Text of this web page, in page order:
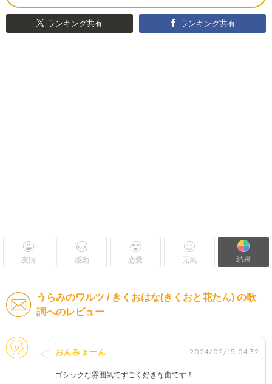
ランキング共有 ランキング共有
友情 感動 恋愛 元気 結果
うらみのワルツ / きくおはな(きくおと花たん) の歌
詞へのレビュー
そのほか
おんみょーん 2024/02/15 04:32
ゴシックな雰囲気ですごく好きな曲です！